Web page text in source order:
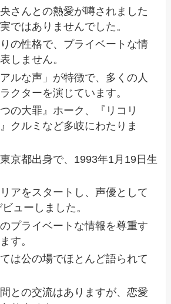
さんとの熱愛が噂されました
ではありませんでした。
の性格で、プライベートな情
しません。
アルな声」が特徴で、多くの人
クターを演じています。
の大罪』ホーク、『リコリ
クルミなど多岐にわたりま
京都出身で、1993年1月19日生
アをスタートし、声優として
ューしました。
プライベートな情報を尊重す
す。
は公の場でほとんど語られて
との交流はありますが、恋愛